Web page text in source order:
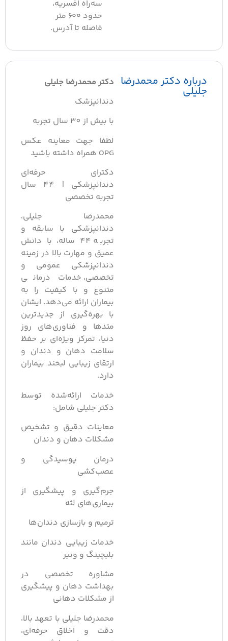
سه‌راه افسریه،
حدود ۶۰۰ متر
فاصله تا آدرس.
درباره دکتر محمدرضا
جلیلی
دکتر محمدرضا جلیلی
دندانپزشک
با بیش از 30 سال تجربه
لطفا جهت معاینه عکس
دکترای حرفه‌ای
دندانپزشکی | 44 سال
تجربه تخصصی
محمدرضا جلیلی،
دندانپزشکی با سابقه و
تجربه 44 ساله، با دانش
عمیق و مهارت بالا در زمینه
دندانپزشکی عمومی و
تخصصی، خدمات درمانی
متنوع و با کیفیت را به
بیماران ارائه می‌دهد. ایشان
با بهره‌گیری از جدیدترین
متدها و فناوری‌های روز
دنیا، تمرکز ویژه‌ای بر حفظ
سلامت دهان و دندان و
ارتقای زیبایی لبخند بیماران
خدمات ارائه‌شده توسط
دکتر جلیلی شامل:
معاینات دقیق و تشخیص
مشکلات دهان و دندان
درمان پوسیدگی و
عصب‌کشی
جرم‌گیری و پیشگیری از
بیماری‌های لثه
ترمیم و بازسازی دندان‌ها
خدمات زیبایی دندان مانند
بلیچینگ و ونیر
مشاوره تخصصی در
بهداشت دهان و پیشگیری
از مشکلات دهانی
محمدرضا جلیلی با تعهد بالا،
دقت و اخلاق حرفه‌ای،